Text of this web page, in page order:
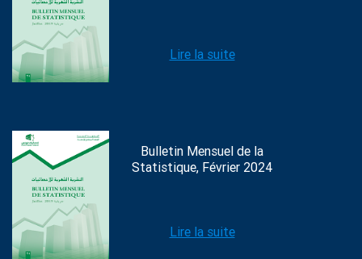
Lire la suite
Bulletin Mensuel de la
Statistique, Février 2024
Lire la suite